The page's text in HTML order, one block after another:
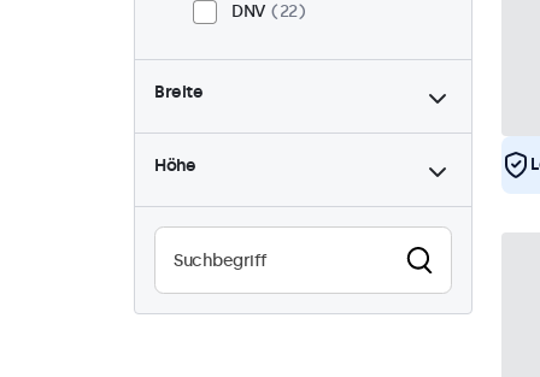
DNV
22
Breite
Höhe